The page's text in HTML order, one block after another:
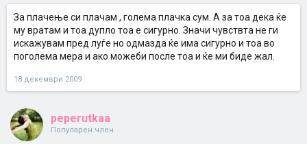
За плачење си плачам , голема плачка сум. А за тоа дека ќе
му вратам и тоа дупло тоа е сигурно. Значи чувствта не ги
искажувам пред луѓе но одмазда ќе има сигурно и тоа во
поголема мера и ако можеби после тоа и ќе ми биде жал.
18 декември 2009
peperutkaa
Популарен член